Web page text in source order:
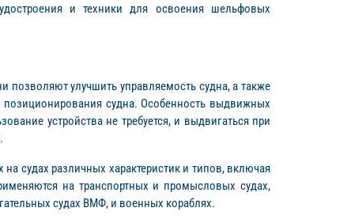
и техники для освоения шельфовых
позволяют улучшить управляемость судна, а также
позиционирования судна. Особенность выдвижных
устройства не требуется, и выдвигаться при
судах различных характеристик и типов, включая
на транспортных и промысловых судах,
судах ВМФ, и военных кораблях.